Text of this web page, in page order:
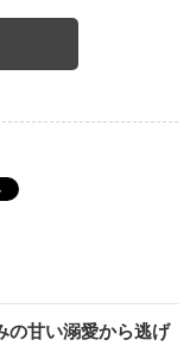
の甘い溺愛から逃げ